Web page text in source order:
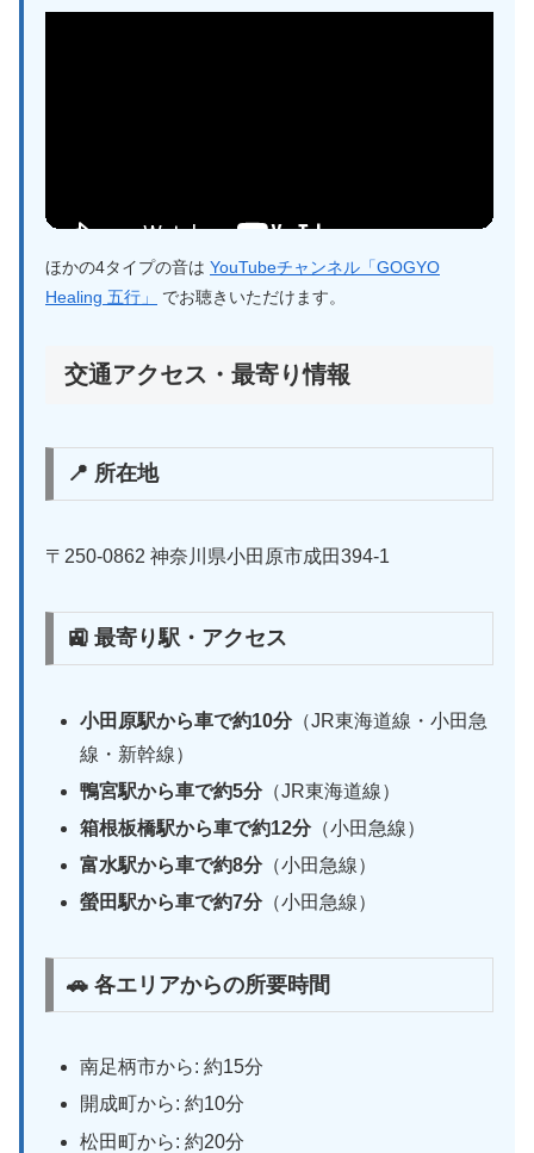
ほかの4タイプの音は YouTubeチャンネル「GOGYO
Healing 五行」
でお聴きいただけます。
交通アクセス・最寄り情報
📍 所在地
〒250-0862 神奈川県小田原市成田394-1
🚉 最寄り駅・アクセス
小田原駅から車で約10分（JR東海道線・小田急
線・新幹線）
鴨宮駅から車で約5分（JR東海道線）
箱根板橋駅から車で約12分（小田急線）
富水駅から車で約8分（小田急線）
螢田駅から車で約7分（小田急線）
🚗 各エリアからの所要時間
南足柄市から: 約15分
開成町から: 約10分
松田町から: 約20分